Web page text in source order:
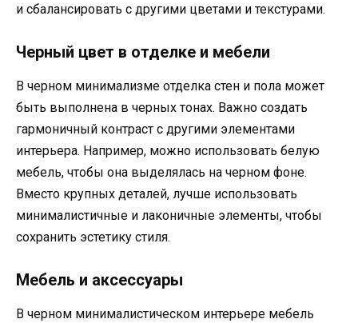
и сбалансировать с другими цветами и текстурами.
Черный цвет в отделке и мебели
В черном минимализме отделка стен и пола может
быть выполнена в черных тонах. Важно создать
гармоничный контраст с другими элементами
интерьера. Например, можно использовать белую
мебель, чтобы она выделялась на черном фоне.
Вместо крупных деталей, лучше использовать
минималистичные и лаконичные элементы, чтобы
сохранить эстетику стиля.
Мебель и аксессуары
В черном минималистическом интерьере мебель